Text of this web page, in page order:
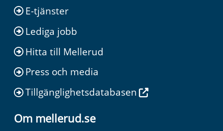
E-tjänster
Lediga jobb
Hitta till Mellerud
Press och media
Tillgänglighetsdatabasen
Om mellerud.se